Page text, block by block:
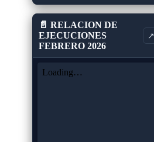
📄 RELACION DE
EJECUCIONES
FEBRERO 2026
↗